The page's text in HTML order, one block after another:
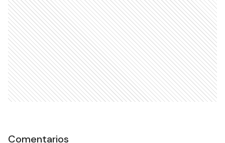
Comentarios